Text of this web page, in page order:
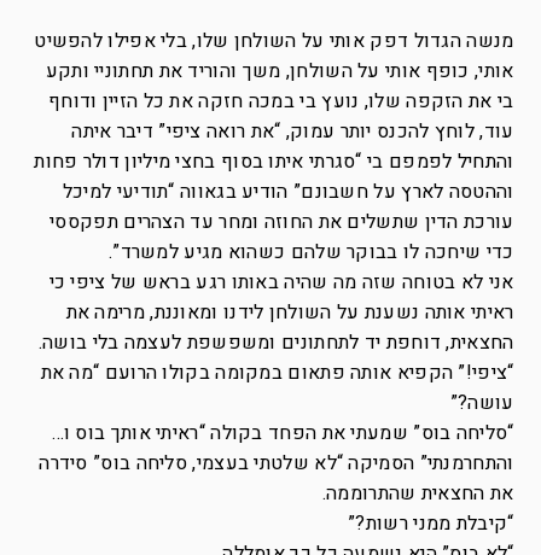
מנשה הגדול דפק אותי על השולחן שלו, בלי אפילו להפשיט
אותי, כופף אותי על השולחן, משך והוריד את תחתוניי ותקע
בי את הזקפה שלו, נועץ בי במכה חזקה את כל הזיין ודוחף
עוד, לוחץ להכנס יותר עמוק, “את רואה ציפי” דיבר איתה
והתחיל לפמפם בי “סגרתי איתו בסוף בחצי מיליון דולר פחות
וההטסה לארץ על חשבונם” הודיע בגאווה “תודיעי למיכל
עורכת הדין שתשלים את החוזה ומחר עד הצהרים תפקססי
כדי שיחכה לו בבוקר שלהם כשהוא מגיע למשרד”.
אני לא בטוחה שזה מה שהיה באותו רגע בראש של ציפי כי
ראיתי אותה נשענת על השולחן לידנו ומאוננת, מרימה את
החצאית, דוחפת יד לתחתונים ומשפשפת לעצמה בלי בושה.
“ציפי!” הקפיא אותה פתאום במקומה בקולו הרועם “מה את
עושה?”
“סליחה בוס” שמעתי את הפחד בקולה “ראיתי אותך בוס ו…
והתחרמנתי” הסמיקה “לא שלטתי בעצמי, סליחה בוס” סידרה
את החצאית שהתרוממה.
“קיבלת ממני רשות?”